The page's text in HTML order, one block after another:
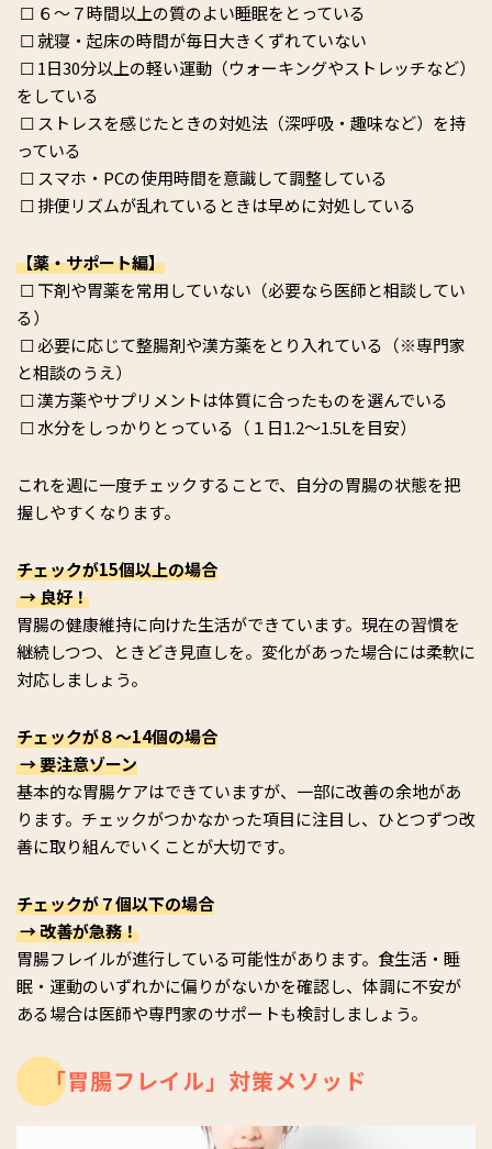
☐ ６～７時間以上の質のよい睡眠をとっている
☐ 就寝・起床の時間が毎日大きくずれていない
☐ 1日30分以上の軽い運動（ウォーキングやストレッチなど）
をしている
☐ ストレスを感じたときの対処法（深呼吸・趣味など）を持
っている
☐ スマホ・PCの使用時間を意識して調整している
☐ 排便リズムが乱れているときは早めに対処している
【薬・サポート編】
☐ 下剤や胃薬を常用していない（必要なら医師と相談してい
る）
☐ 必要に応じて整腸剤や漢方薬をとり入れている（※専門家
と相談のうえ）
☐ 漢方薬やサプリメントは体質に合ったものを選んでいる
☐ 水分をしっかりとっている（１日1.2～1.5Lを目安）
これを週に一度チェックすることで、自分の胃腸の状態を把
握しやすくなります。
チェックが15個以上の場合
→ 良好！
胃腸の健康維持に向けた生活ができています。現在の習慣を
継続しつつ、ときどき見直しを。変化があった場合には柔軟に
対応しましょう。
チェックが８～14個の場合
→ 要注意ゾーン
基本的な胃腸ケアはできていますが、一部に改善の余地があ
ります。チェックがつかなかった項目に注目し、ひとつずつ改
善に取り組んでいくことが大切です。
チェックが７個以下の場合
→ 改善が急務！
胃腸フレイルが進行している可能性があります。食生活・睡
眠・運動のいずれかに偏りがないかを確認し、体調に不安が
ある場合は医師や専門家のサポートも検討しましょう。
「胃腸フレイル」対策メソッド